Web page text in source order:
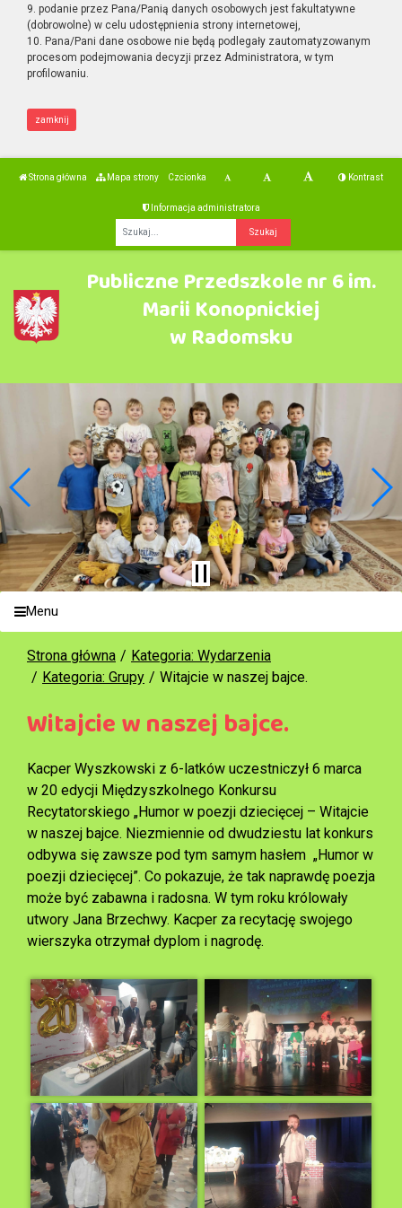
9. podanie przez Pana/Panią danych osobowych jest fakultatywne
(dobrowolne) w celu udostępnienia strony internetowej,
10. Pana/Pani dane osobowe nie będą podlegały zautomatyzowanym
procesom podejmowania decyzji przez Administratora, w tym
profilowaniu.
zamknij
Strona główna Mapa strony Czcionka Kontrast
Informacja administratora
Publiczne Przedszkole nr 6 im.
Marii Konopnickiej
w Radomsku
Menu
Strona główna
Kategoria: Wydarzenia
Kategoria: Grupy
Witajcie w naszej bajce.
Witajcie w naszej bajce.
Kacper Wyszkowski z 6-latków uczestniczył 6 marca
w 20 edycji Międzyszkolnego Konkursu
Recytatorskiego „Humor w poezji dziecięcej – Witajcie
w naszej bajce. Niezmiennie od dwudziestu lat konkurs
odbywa się zawsze pod tym samym hasłem „Humor w
poezji dziecięcej”. Co pokazuje, że tak naprawdę poezja
może być zabawna i radosna. W tym roku królowały
utwory Jana Brzechwy. Kacper za recytację swojego
wierszyka otrzymał dyplom i nagrodę.